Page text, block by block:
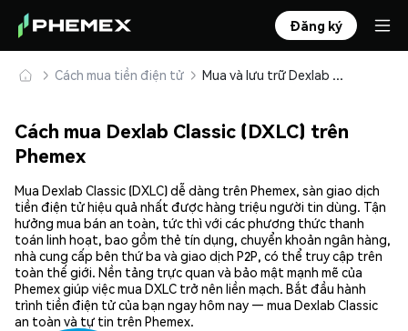
Đăng ký
Cách mua tiền điện tử Mua và lưu trữ Dexlab Classic (DXLC) an toàn
Cách mua Dexlab Classic (DXLC) trên
Phemex
Mua Dexlab Classic (DXLC) dễ dàng trên Phemex, sàn giao dịch
tiền điện tử hiệu quả nhất được hàng triệu người tin dùng. Tận
hưởng mua bán an toàn, tức thì với các phương thức thanh
toán linh hoạt, bao gồm thẻ tín dụng, chuyển khoản ngân hàng,
nhà cung cấp bên thứ ba và giao dịch P2P, có thể truy cập trên
toàn thế giới. Nền tảng trực quan và bảo mật mạnh mẽ của
Phemex giúp việc mua DXLC trở nên liền mạch. Bắt đầu hành
trình tiền điện tử của bạn ngay hôm nay — mua Dexlab Classic
an toàn và tự tin trên Phemex.